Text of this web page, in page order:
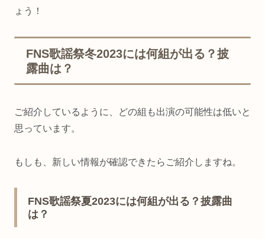
ょう！
FNS歌謡祭冬2023には何組が出る？披
露曲は？
ご紹介しているように、どの組も出演の可能性は低いと
思っています。
もしも、新しい情報が確認できたらご紹介しますね。
FNS歌謡祭夏2023には何組が出る？披露曲
は？